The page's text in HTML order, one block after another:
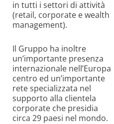
in tutti i settori di attività
(retail, corporate e wealth
management).
Il Gruppo ha inoltre
un’importante presenza
internazionale nell’Europa
centro ed un’importante
rete specializzata nel
supporto alla clientela
corporate che presidia
circa 29 paesi nel mondo.